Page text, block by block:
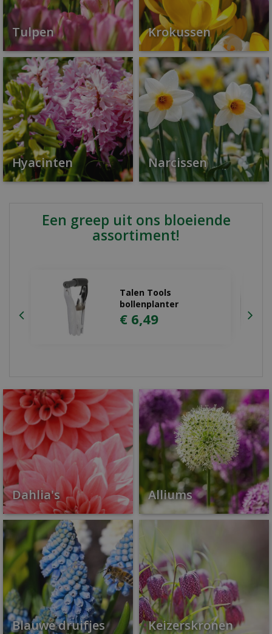
Tulpen Krokussen
Hyacinten Narcissen
Een greep uit ons bloeiende
assortiment!
llandaff
€ 4,49
Dahlia's Alliums
Blauwe druifjes Keizerskronen